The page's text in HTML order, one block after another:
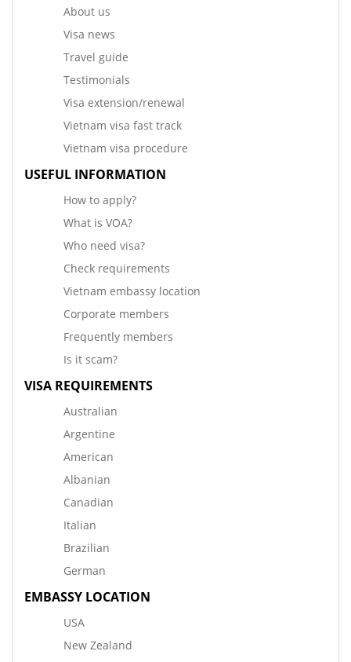
About us
Visa news
Travel guide
Testimonials
Visa extension/renewal
Vietnam visa fast track
Vietnam visa procedure
USEFUL INFORMATION
How to apply?
What is VOA?
Who need visa?
Check requirements
Vietnam embassy location
Corporate members
Frequently members
Is it scam?
VISA REQUIREMENTS
Australian
Argentine
American
Albanian
Canadian
Italian
Brazilian
German
EMBASSY LOCATION
USA
New Zealand